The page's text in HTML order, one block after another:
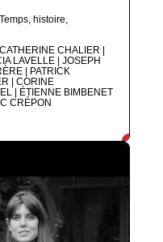
histoire,
CHALIER |
LAVELLE | JOSEPH
| PATRICK
| CORINE
| ÉTIENNE BIMBENET
CRÉPON